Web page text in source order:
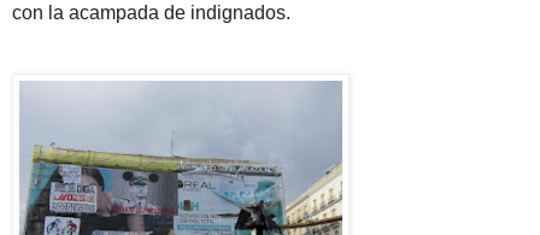
con la acampada de indignados.